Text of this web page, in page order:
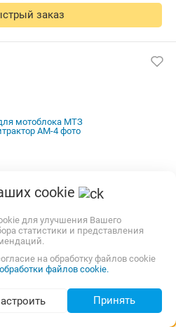
параметрам (53)
заказ
под минитрактор АМ-4
карта, наличные
agrox.by
В корзину
cookie
для улучшения Вашего
статистики и представления
на обработку файлов cookie
файлов cookie.
Принять